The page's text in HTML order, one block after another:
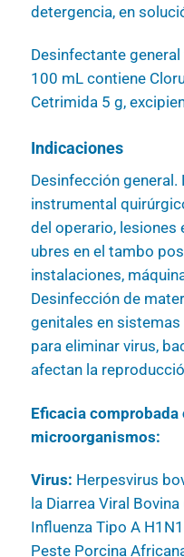
detergencia, en
Desinfectante
100 mL contiene
Cetrimida 5 g,
Indicaciones
Desinfección general.
instrumental
del operario, lesiones
ubres en el tambo
instalaciones,
Desinfección de
genitales en
para eliminar virus,
afectan la
Eficacia
microorganismos:
Virus: Herpesvirus
la Diarrea Viral
Influenza Tipo A
Peste Porcina